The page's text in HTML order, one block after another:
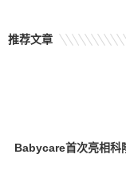
推荐文章